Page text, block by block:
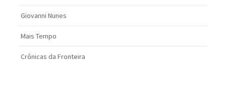
Giovanni Nunes
Mais Tempo
Crônicas da Fronteira